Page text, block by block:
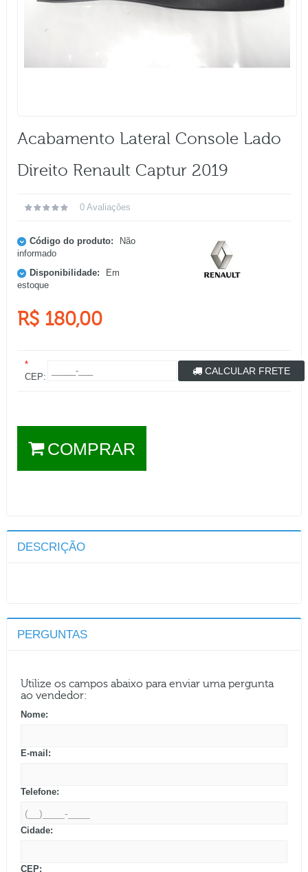
Acabamento Lateral Console Lado
Direito Renault Captur 2019
0 Avaliações
Código do produto:
Não
informado
Disponibilidade:
Em
estoque
R$ 180,00
*
CEP:
CALCULAR FRETE
COMPRAR
DESCRIÇÃO
PERGUNTAS
Utilize os campos abaixo para enviar uma pergunta
ao vendedor:
Nome:
E-mail:
Telefone:
Cidade:
CEP: